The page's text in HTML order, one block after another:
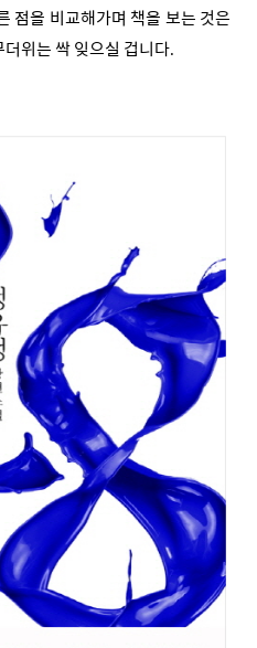
점을 비교해가며 책을 보는 것은
위는 싹 잊으실 겁니다.